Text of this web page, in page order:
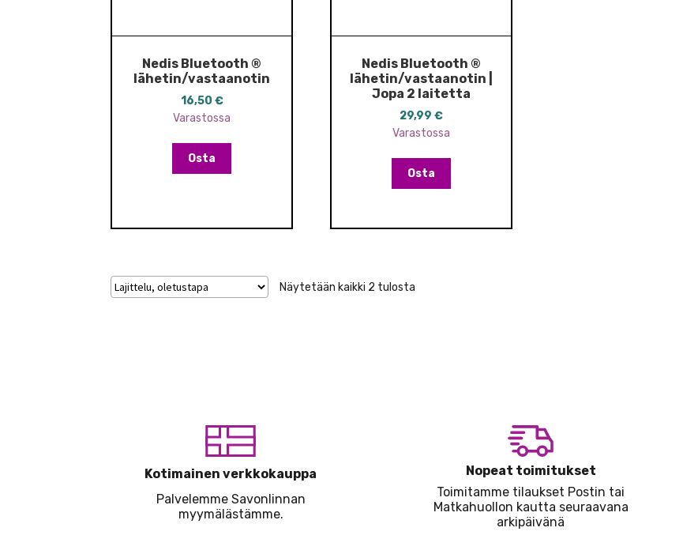
Nedis Bluetooth ®
lähetin/vastaanotin
16,50 €
Varastossa
Osta
Nedis Bluetooth ®
lähetin/vastaanotin |
Jopa 2 laitetta
29,99 €
Varastossa
Osta
Näytetään kaikki 2 tulosta
Kotimainen verkkokauppa
Palvelemme Savonlinnan
myymälästämme.
Nopeat toimitukset
Toimitamme tilaukset Postin tai
Matkahuollon kautta seuraavana
arkipäivänä